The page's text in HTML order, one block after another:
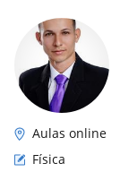
Aulas online
Física